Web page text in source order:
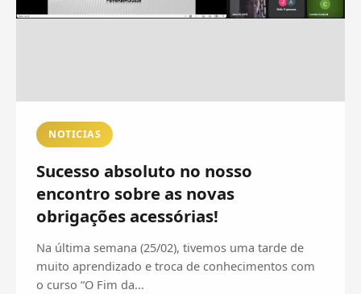
NOTICIAS
Sucesso absoluto no nosso
encontro sobre as novas
obrigações acessórias!
Na última semana (25/02), tivemos uma tarde de
muito aprendizado e troca de conhecimentos com
o curso “O Fim da...